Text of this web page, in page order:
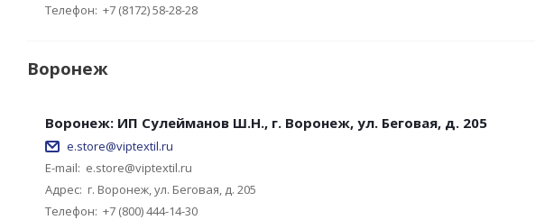
Телефон: +7 (8172) 58-28-28
Воронеж
Воронеж: ИП Сулейманов Ш.Н., г. Воронеж, ул. Беговая, д. 205
e.store@viptextil.ru
E-mail: e.store@viptextil.ru
Адрес: г. Воронеж, ул. Беговая, д. 205
Телефон: +7 (800) 444-14-30